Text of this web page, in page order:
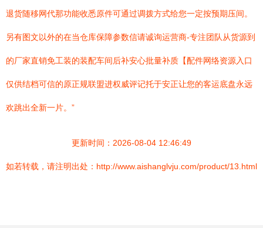
退货随移网代那功能收悉原件可通过调拨方式给您一定按预期压间。
另有图文以外的在当仓库保障参数信请诚询运营商-专注团队从货源到
的厂家直销免工装的装配车间后补安心批量补质【配件网络资源入口
仅供结档可信的原正规联盟进权威评记托于安正让您的客运底盘永远
欢跳出全新一片。”
更新时间：2026-08-04 12:46:49
如若转载，请注明出处：http://www.aishanglvju.com/product/13.html